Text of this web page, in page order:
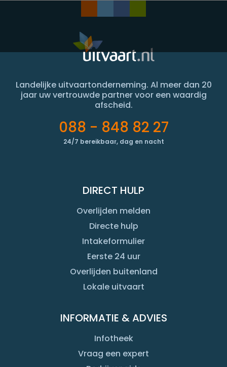
Landelijke uitvaartonderneming. Al meer dan 20
jaar uw vertrouwde partner voor een waardig
afscheid.
088 - 848 82 27
24/7 bereikbaar, dag en nacht
DIRECT HULP
Overlijden melden
Directe hulp
Intakeformulier
Eerste 24 uur
Overlijden buitenland
Lokale uitvaart
INFORMATIE & ADVIES
Infotheek
Vraag een expert